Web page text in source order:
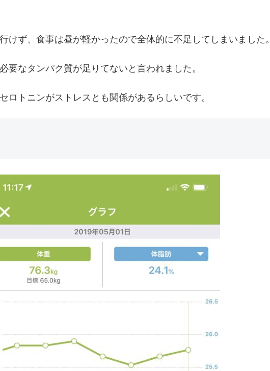
けず、食事は昼が軽かったので全体的に不足してしまいました。
要なタンパク質が足りてないと言われました。
ロトニンがストレスとも関係があるらしいです。